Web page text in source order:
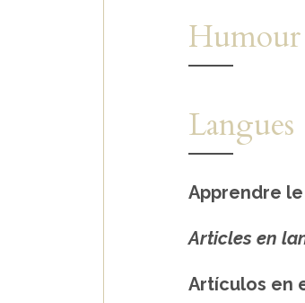
Humour
Langues
Apprendre
Articles en
Artículos en